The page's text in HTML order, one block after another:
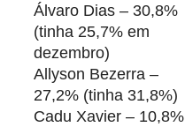
Álvaro Dias – 30,8%
(tinha 25,7% em
dezembro)
Allyson Bezerra –
27,2% (tinha 31,8%)
Cadu Xavier – 10,8%